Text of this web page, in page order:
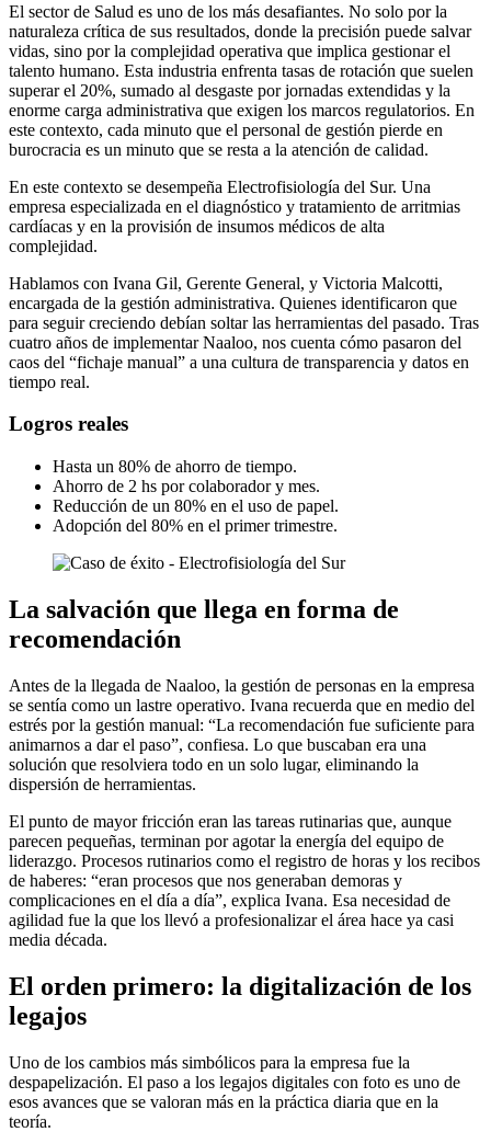
El sector de Salud es uno de los más desafiantes. No solo por la
naturaleza crítica de sus resultados, donde la precisión puede salvar
vidas, sino por la complejidad operativa que implica gestionar el
talento humano. Esta industria enfrenta tasas de rotación que suelen
superar el 20%, sumado al desgaste por jornadas extendidas y la
enorme carga administrativa que exigen los marcos regulatorios. En
este contexto, cada minuto que el personal de gestión pierde en
burocracia es un minuto que se resta a la atención de calidad.
En este contexto se desempeña Electrofisiología del Sur. Una
empresa especializada en el diagnóstico y tratamiento de arritmias
cardíacas y en la provisión de insumos médicos de alta
complejidad.
Hablamos con Ivana Gil, Gerente General, y Victoria Malcotti,
encargada de la gestión administrativa. Quienes identificaron que
para seguir creciendo debían soltar las herramientas del pasado. Tras
cuatro años de implementar Naaloo, nos cuenta cómo pasaron del
caos del “fichaje manual” a una cultura de transparencia y datos en
tiempo real.
Logros reales
Hasta un 80% de ahorro de tiempo.
Ahorro de 2 hs por colaborador y mes.
Reducción de un 80% en el uso de papel.
Adopción del 80% en el primer trimestre.
La salvación que llega en forma de
recomendación
Antes de la llegada de Naaloo, la gestión de personas en la empresa
se sentía como un lastre operativo. Ivana recuerda que en medio del
estrés por la gestión manual: “La recomendación fue suficiente para
animarnos a dar el paso”, confiesa. Lo que buscaban era una
solución que resolviera todo en un solo lugar, eliminando la
dispersión de herramientas.
El punto de mayor fricción eran las tareas rutinarias que, aunque
parecen pequeñas, terminan por agotar la energía del equipo de
liderazgo. Procesos rutinarios como el registro de horas y los recibos
de haberes: “eran procesos que nos generaban demoras y
complicaciones en el día a día”, explica Ivana. Esa necesidad de
agilidad fue la que los llevó a profesionalizar el área hace ya casi
media década.
El orden primero: la digitalización de los
legajos
Uno de los cambios más simbólicos para la empresa fue la
despapelización. El paso a los legajos digitales con foto es uno de
esos avances que se valoran más en la práctica diaria que en la
teoría.